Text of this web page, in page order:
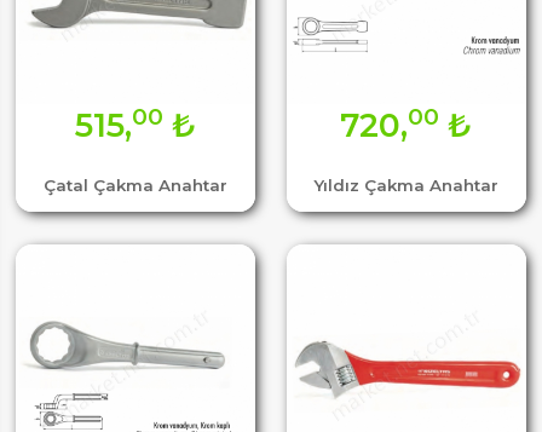
Çatal Çakma Anahtar
515,00 ₺
Yıldız Çakma Anahtar
720,00 ₺